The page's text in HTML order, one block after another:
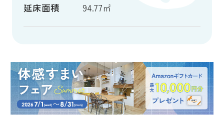
延床面積 94.77㎡